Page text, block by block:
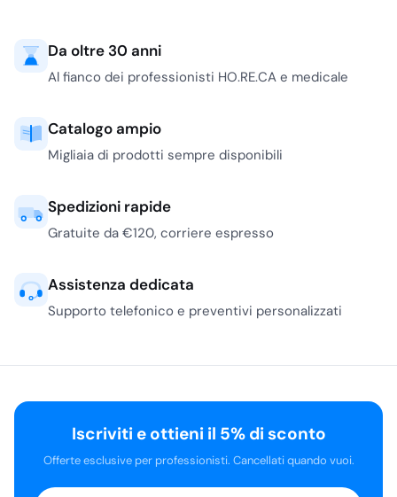
Da oltre 30 anni
Al fianco dei professionisti HO.RE.CA e medicale
Catalogo ampio
Migliaia di prodotti sempre disponibili
Spedizioni rapide
Gratuite da €120, corriere espresso
Assistenza dedicata
Supporto telefonico e preventivi personalizzati
Iscriviti e ottieni il 5% di sconto
Offerte esclusive per professionisti. Cancellati quando vuoi.